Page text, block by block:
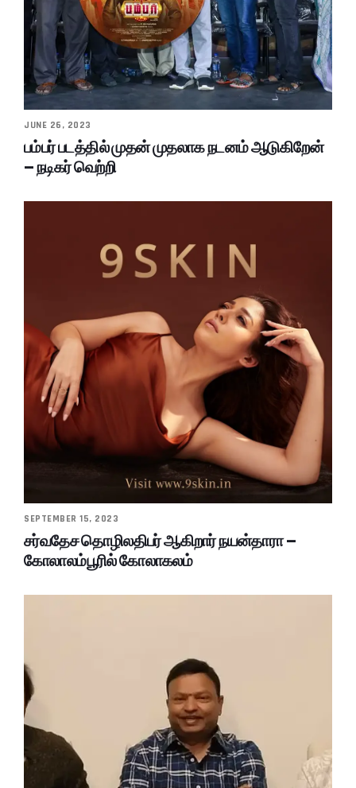
JUNE 26, 2023
பம்பர் படத்தில் முதன் முதலாக நடனம் ஆடுகிறேன்
– நடிகர் வெற்றி
SEPTEMBER 15, 2023
சர்வதேச தொழிலதிபர் ஆகிறார் நயன்தாரா –
கோலாலம்பூரில் கோலாகலம்